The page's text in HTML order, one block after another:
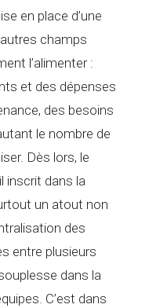
en place d’une
champs
l’alimenter :
et des dépenses
des besoins
le nombre de
Dès lors, le
inscrit dans la
un atout non
des
entre plusieurs
dans la
C’est dans